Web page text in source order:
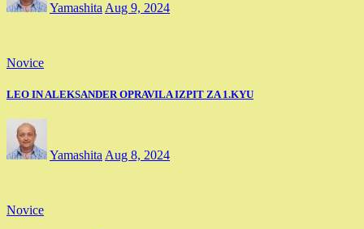
Yamashita Aug 9, 2024
Novice
LEO IN ALEKSANDER OPRAVILA IZPIT ZA 1.KYU
YamashitaAug 8, 2024
Novice